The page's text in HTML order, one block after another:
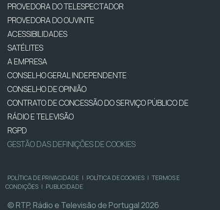
PROVEDORA DO TELESPECTADOR
PROVEDORA DO OUVINTE
ACESSIBILIDADES
SATÉLITES
A EMPRESA
CONSELHO GERAL INDEPENDENTE
CONSELHO DE OPINIÃO
CONTRATO DE CONCESSÃO DO SERVIÇO PÚBLICO DE
RÁDIO E TELEVISÃO
RGPD
GESTÃO DAS DEFINIÇÕES DE COOKIES
POLÍTICA DE PRIVACIDADE | POLÍTICA DE COOKIES | TERMOS E
CONDIÇÕES | PUBLICIDADE
© RTP, Rádio e Televisão de Portugal 2026